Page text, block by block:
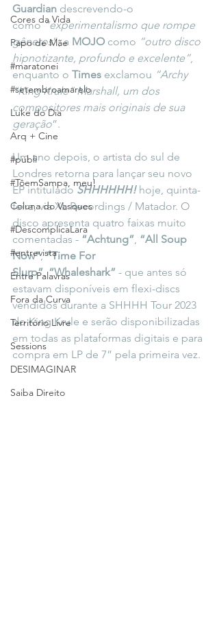
Cores da Vida
Papo de Mãe
#maratonei
#setembroamarelo
Luke do Dia
Arq + Cine
#publi
#TôemSampa, meu!
Coluna do Vasques
#DescomplicaLara
#entrevista
Entre Palavras
Fora da Curva
Território Livre
Sessions
DESIMAGINAR
Saiba Direito
Guardian descrevendo-o
como “experimentalismo que rompe
gêneros”, a MOJO como “outro disco
hipnotizante, profundo e excelente”,
enquanto o Times exclamou “Archy
“King Krule” Marshall, um dos
compositores mais originais de sua
geração”.
Um ano depois, o artista do sul de
Londres retorna para lançar seu novo
EP intitulado SHHHHHH! hoje, quinta-
feira, via XL Recordings / Matador. O
disco apresenta quatro faixas muito
comentadas - “Achtung”, “All Soup
Now”, “Time For
Slurp”, “Whaleshark” - que antes só
estavam disponíveis em flexi-discs
vendidos durante a SHHHH Tour 2023
do King Krule e serão disponibilizadas
em todas as plataformas digitais e para
compra em LP de 7” pela primeira vez.